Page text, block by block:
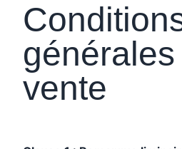
générales
vente